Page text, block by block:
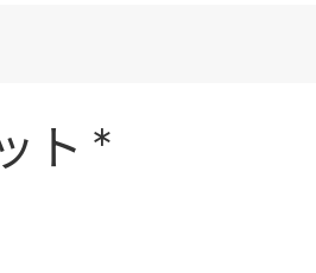
ト *